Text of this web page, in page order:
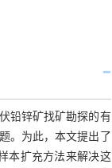
铅锌矿找矿勘探的有
。为此，本文提出了
样本扩充方法来解决这